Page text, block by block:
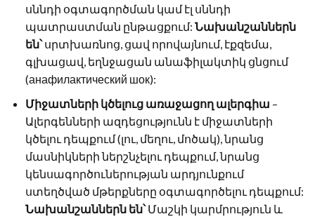
սննդի օգտագործման կամ էլ սննդի
պատրաստման ընթացքում: Նախանշաններն
են՝սրտխառնոց, ցավ որովայնում, էքզեմա,
գլխացավ, եղնջացան անաֆիլակտիկ ցնցում
(анафилактический шок):
Միջատների կծելուց առաջացող ալերգիա –
Ալերգենների ազդեցությունն է միջատների
կծելու դեպքում (լու, մեղու, մոծակ), նրանց
մասնիկների ներշնչելու դեպքում, նրանց
կենսագործուներության արդյունքում
ստեղծված մթերքները օգտագործելու դեպքում:
Նախանշաններն են՝Մաշկի կարմրություն և